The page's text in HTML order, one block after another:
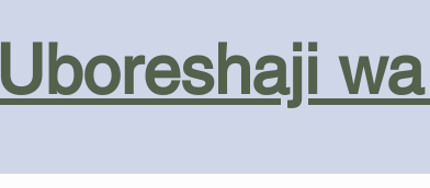
Uboreshaji